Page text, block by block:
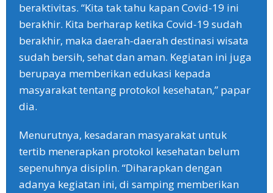
beraktivitas. “Kita tak tahu kapan Covid-19 ini
berakhir. Kita berharap ketika Covid-19 sudah
berakhir, maka daerah-daerah destinasi wisata
sudah bersih, sehat dan aman. Kegiatan ini juga
berupaya memberikan edukasi kepada
masyarakat tentang protokol kesehatan,” papar
dia.
Menurutnya, kesadaran masyarakat untuk
tertib menerapkan protokol kesehatan belum
sepenuhnya disiplin. “Diharapkan dengan
adanya kegiatan ini, di samping memberikan